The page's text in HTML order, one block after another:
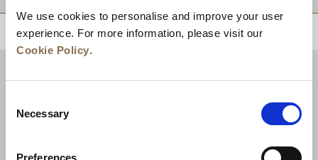
We use cookies to personalise and improve your user
experience. For more information, please visit our
Cookie Policy.
Selection
Necessary
Preferences
상단으로 돌아가기